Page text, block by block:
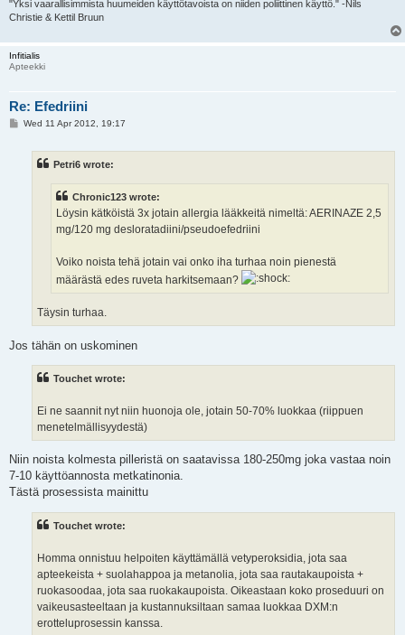
"Yksi vaarallisimmista huumeiden käyttötavoista on niiden poliittinen käyttö." -Nils
Christie & Kettil Bruun
Infitialis
Apteekki
Re: Efedriini
PWed 11 Apr 2012, 19:17
Petri6 wrote:
Chronic123 wrote:
Löysin kätköistä 3x jotain allergia lääkkeitä nimeltä: AERINAZE 2,5
mg/120 mg desloratadiini/pseudoefedriini
Voiko noista tehä jotain vai onko iha turhaa noin pienestä
määrästä edes ruveta harkitsemaan?
Täysin turhaa.
Jos tähän on uskominen
Touchet wrote:
Ei ne saannit nyt niin huonoja ole, jotain 50-70% luokkaa (riippuen
menetelmällisyydestä)
Niin noista kolmesta pilleristä on saatavissa 180-250mg joka vastaa noin
7-10 käyttöannosta metkatinonia.
Tästä prosessista mainittu
Touchet wrote:
Homma onnistuu helpoiten käyttämällä vetyperoksidia, jota saa
apteekeista + suolahappoa ja metanolia, jota saa rautakaupoista +
ruokasoodaa, jota saa ruokakaupoista. Oikeastaan koko proseduuri on
vaikeusasteeltaan ja kustannuksiltaan samaa luokkaa DXM:n
erotteluprosessin kanssa.